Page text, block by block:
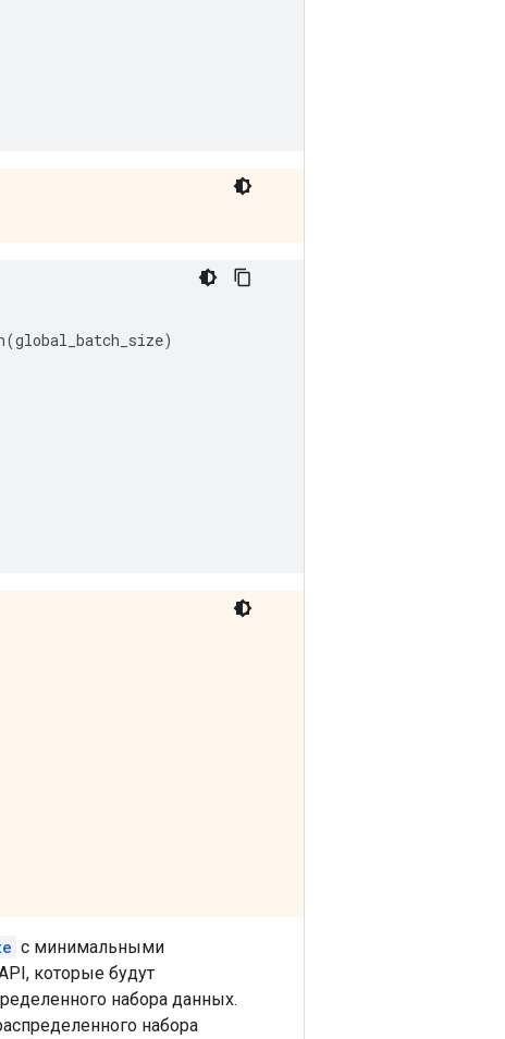
(global_batch_size)
с минимальными
которые будут
набора данных.
набора